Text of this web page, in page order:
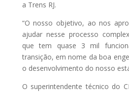
a Trens RJ.
“O nosso objetivo, ao nos
ajudar nesse processo
que tem quase 3 mil
transição, em nome da boa
o desenvolvimento do nosso
O superintendente técnico do